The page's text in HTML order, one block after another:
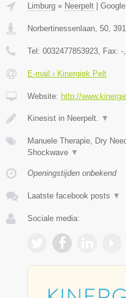
Limburg » Neerpelt |
Norbertinessenlaan, 50
Tel: 0032477853923 , Fax: -
E-mail › Kinergiek Pelt
Website: http://
Kinesist in Neerpelt. ▼
Manuele Therapie, Dry
Shockwave ▼
Openingstijden onbekend
Laatste facebook posts ▼
Sociale media: